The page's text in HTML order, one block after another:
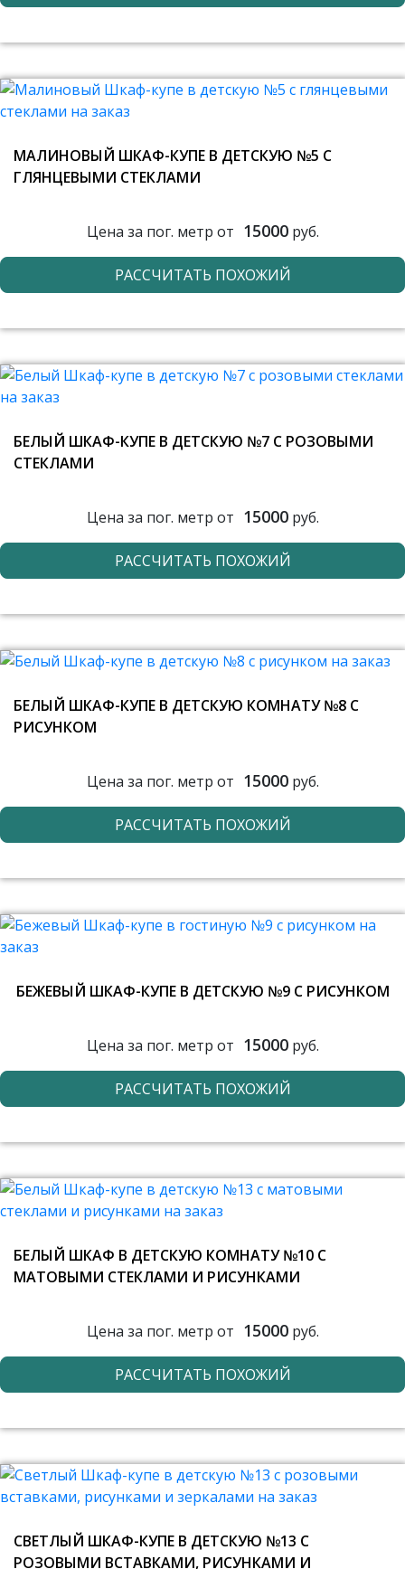
МАЛИНОВЫЙ ШКАФ-КУПЕ В ДЕТСКУЮ №5 С
ГЛЯНЦЕВЫМИ СТЕКЛАМИ
Цена за пог. метр от 15000руб.
РАССЧИТАТЬ ПОХОЖИЙ
БЕЛЫЙ ШКАФ-КУПЕ В ДЕТСКУЮ №7 С РОЗОВЫМИ
СТЕКЛАМИ
Цена за пог. метр от 15000руб.
РАССЧИТАТЬ ПОХОЖИЙ
БЕЛЫЙ ШКАФ-КУПЕ В ДЕТСКУЮ КОМНАТУ №8 С
РИСУНКОМ
Цена за пог. метр от 15000руб.
РАССЧИТАТЬ ПОХОЖИЙ
БЕЖЕВЫЙ ШКАФ-КУПЕ В ДЕТСКУЮ №9 С РИСУНКОМ
Цена за пог. метр от 15000руб.
РАССЧИТАТЬ ПОХОЖИЙ
БЕЛЫЙ ШКАФ В ДЕТСКУЮ КОМНАТУ №10 С
МАТОВЫМИ СТЕКЛАМИ И РИСУНКАМИ
Цена за пог. метр от 15000руб.
РАССЧИТАТЬ ПОХОЖИЙ
СВЕТЛЫЙ ШКАФ-КУПЕ В ДЕТСКУЮ №13 С
РОЗОВЫМИ ВСТАВКАМИ, РИСУНКАМИ И